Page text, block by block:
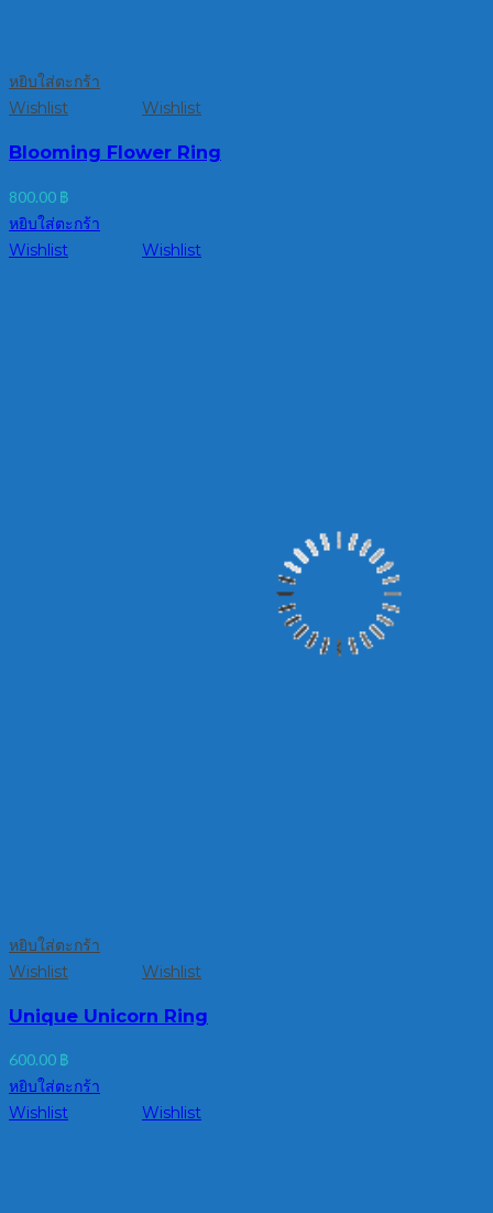
หยิบใส่ตะกร้า
Wishlist
Wishlist
Blooming Flower Ring
800.00 ฿
หยิบใส่ตะกร้า
Wishlist
Wishlist
หยิบใส่ตะกร้า
Wishlist
Wishlist
Unique Unicorn Ring
600.00 ฿
หยิบใส่ตะกร้า
Wishlist
Wishlist